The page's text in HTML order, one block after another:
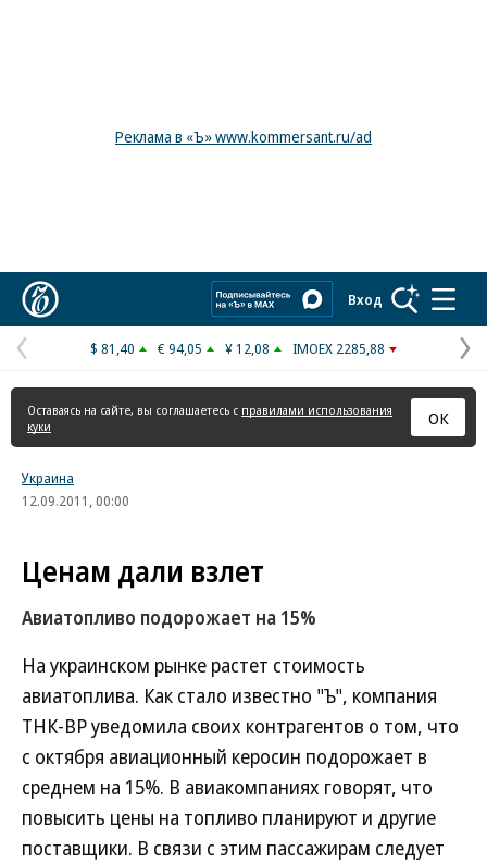
Реклама в «Ъ» www.kommersant.ru/ad
Вход
Предыдущая
страница
$ 81,40 € 94,05 ¥ 12,08 IMOEX 2285,88
Оставаясь на сайте, вы соглашаетесь с правилами использования
куки
ОК
Украина
12.09.2011, 00:00
Ценам дали взлет
Авиатопливо подорожает на 15%
На украинском рынке растет стоимость
авиатоплива. Как стало известно "Ъ", компания
ТНК-ВР уведомила своих контрагентов о том, что
с октября авиационный керосин подорожает в
среднем на 15%. В авиакомпаниях говорят, что
повысить цены на топливо планируют и другие
поставщики. В связи с этим пассажирам следует